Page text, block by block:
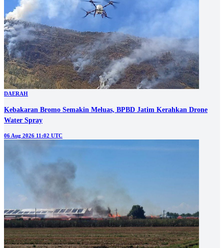
DAERAH
Kebakaran Bromo Semakin Meluas, BPBD Jatim Kerahkan Drone
Water Spray
06 Aug 2026 11:02 UTC